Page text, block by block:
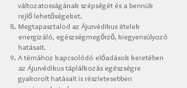
változatosságának szépségét és a bennük
rejlő lehetőségeket.
Megtapasztalod az Ájurvédikus ételek
energizáló, egészségmegőrző, kiegyensúlyozó
hatásait.
A témához kapcsolódó előadások keretében
az Ájurvédikus táplálkozás egészségre
gyakorolt hatásait is részletesebben